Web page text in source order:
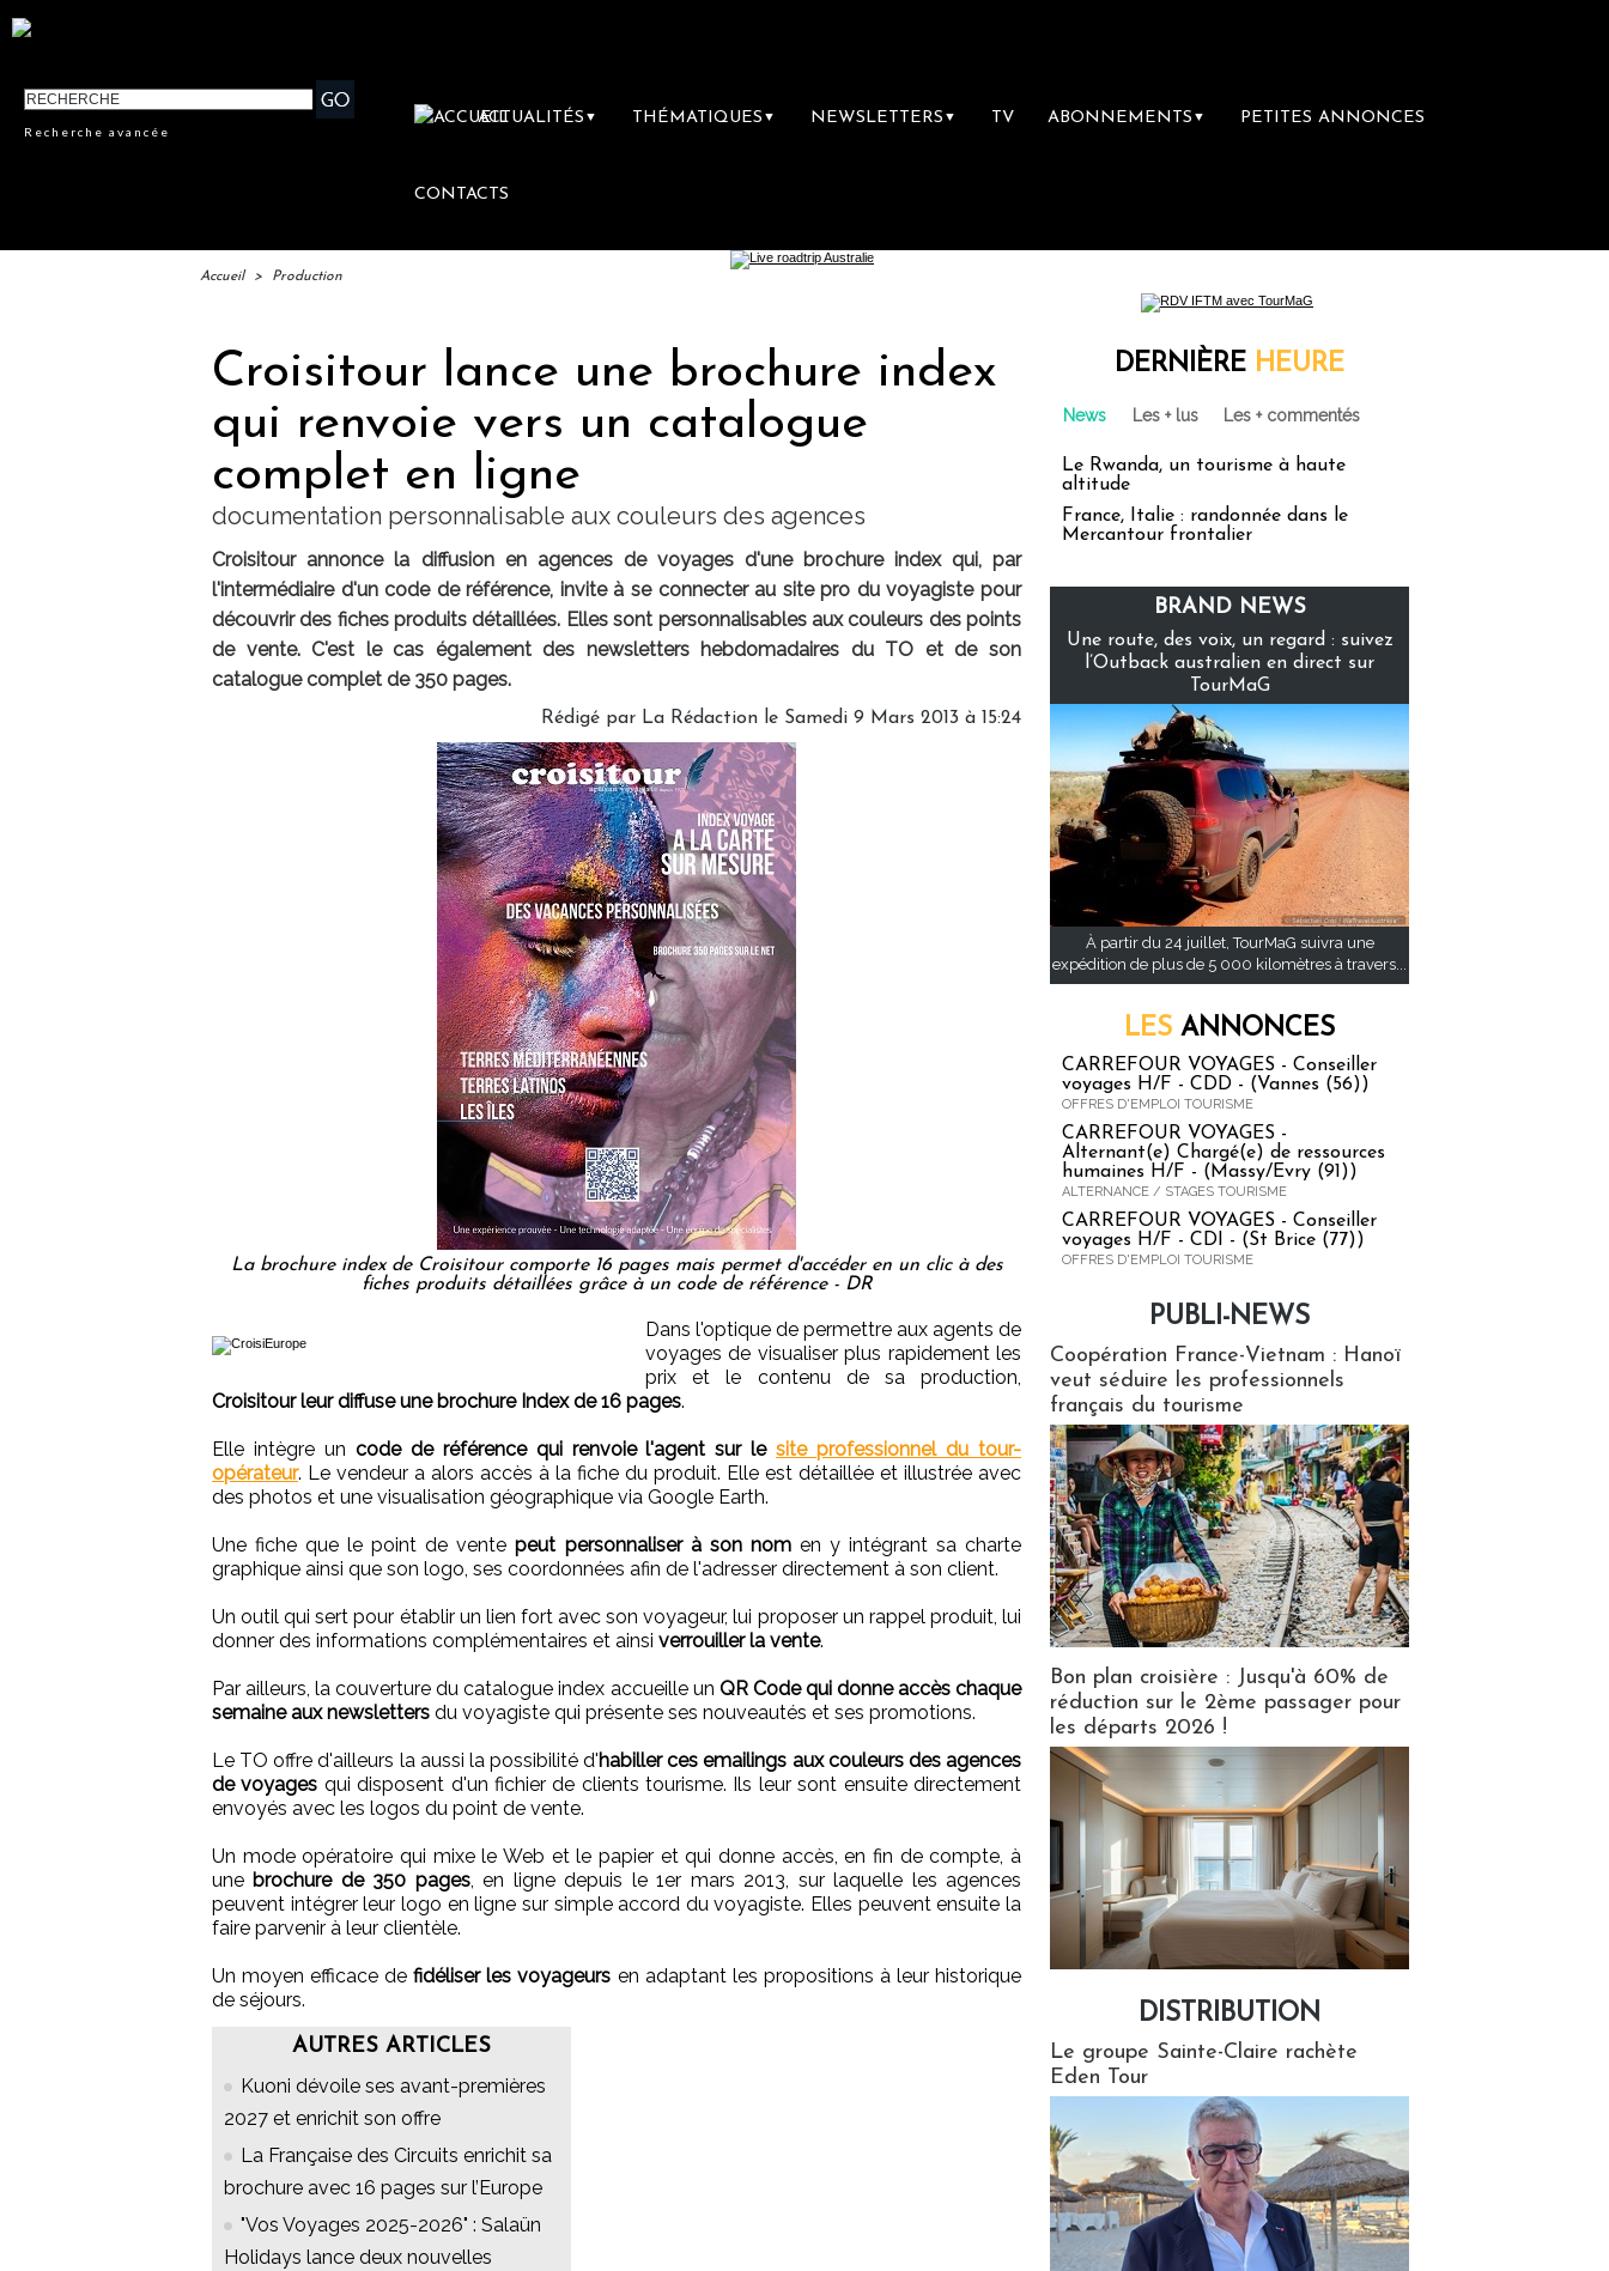
Recherche avancée
ACTUALITÉS ▼ THÉMATIQUES ▼ NEWSLETTERS ▼ TV ABONNEMENTS ▼ PETITES ANNONCES
CONTACTS
Accueil > Production
Croisitour lance une brochure index
qui renvoie vers un catalogue
complet en ligne
documentation personnalisable aux couleurs des agences
Croisitour annonce la diffusion en agences de voyages d'une brochure index qui, par
l'intermédiaire d'un code de référence, invite à se connecter au site pro du voyagiste pour
découvrir des fiches produits détaillées. Elles sont personnalisables aux couleurs des points
de vente. C'est le cas également des newsletters hebdomadaires du TO et de son
catalogue complet de 350 pages.
Rédigé par La Rédaction le Samedi 9 Mars 2013 à 15:24
La brochure index de Croisitour comporte 16 pages mais permet d'accéder en un clic à des
fiches produits détaillées grâce à un code de référence - DR
Dans l'optique de permettre aux agents de
voyages de visualiser plus rapidement les
prix et le contenu de sa production,
Croisitour leur diffuse une brochure Index de 16 pages.
Elle intègre un code de référence qui renvoie l'agent sur le site professionnel du tour-
opérateur. Le vendeur a alors accès à la fiche du produit. Elle est détaillée et illustrée avec
des photos et une visualisation géographique via Google Earth.
Une fiche que le point de ventepeut personnaliser à son nomen y intégrant sa charte
graphique ainsi que son logo, ses coordonnées afin de l'adresser directement à son client.
Un outil qui sert pour établir un lien fort avec son voyageur, lui proposer un rappel produit, lui
donner des informations complémentaires et ainsi verrouiller la vente.
Par ailleurs, la couverture du catalogue index accueille un QR Code qui donne accès chaque
semaine aux newsletters du voyagiste qui présente ses nouveautés et ses promotions.
Le TO offre d'ailleurs la aussi la possibilité d'habiller ces emailings aux couleurs des agences
de voyages qui disposent d'un fichier de clients tourisme. Ils leur sont ensuite directement
envoyés avec les logos du point de vente.
Un mode opératoire qui mixe le Web et le papier et qui donne accès, en fin de compte, à
une brochure de 350 pages, en ligne depuis le 1er mars 2013, sur laquelle les agences
peuvent intégrer leur logo en ligne sur simple accord du voyagiste. Elles peuvent ensuite la
faire parvenir à leur clientèle.
Un moyen efficace defidéliser les voyageurs en adaptant les propositions à leur historique
de séjours.
AUTRES ARTICLES
Kuoni dévoile ses avant-premières
2027 et enrichit son offre
La Française des Circuits enrichit sa
brochure avec 16 pages sur l’Europe
"Vos Voyages 2025-2026" : Salaün
Holidays lance deux nouvelles
DERNIÈRE HEURE
News Les + lus Les + commentés
Le Rwanda, un tourisme à haute
altitude
France, Italie : randonnée dans le
Mercantour frontalier
BRAND NEWS
Une route, des voix, un regard : suivez
l’Outback australien en direct sur
TourMaG
À partir du 24 juillet, TourMaG suivra une
expédition de plus de 5 000 kilomètres à travers...
LES ANNONCES
CARREFOUR VOYAGES - Conseiller
voyages H/F - CDD - (Vannes (56))
OFFRES D'EMPLOI TOURISME
CARREFOUR VOYAGES -
Alternant(e) Chargé(e) de ressources
humaines H/F - (Massy/Evry (91))
ALTERNANCE / STAGES TOURISME
CARREFOUR VOYAGES - Conseiller
voyages H/F - CDI - (St Brice (77))
OFFRES D'EMPLOI TOURISME
PUBLI-NEWS
Coopération France-Vietnam : Hanoï
veut séduire les professionnels
français du tourisme
Bon plan croisière : Jusqu'à 60% de
réduction sur le 2ème passager pour
les départs 2026 !
DISTRIBUTION
Le groupe Sainte-Claire rachète
Eden Tour